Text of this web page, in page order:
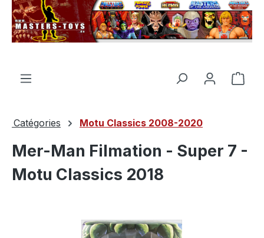
principal
Le
Catégories Motu Classics 2008-2020
Mer-Man Filmation - Super 7 -
Motu Classics 2018
Ignorer la galerie d'images